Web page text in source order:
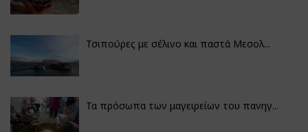
Τσιπούρες με σέλινο και παστά Μεσολ...
Τα πρόσωπα των μαγειρείων του πανηγ...